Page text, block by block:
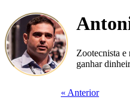
Zootecnista
ganhar
« Anterior